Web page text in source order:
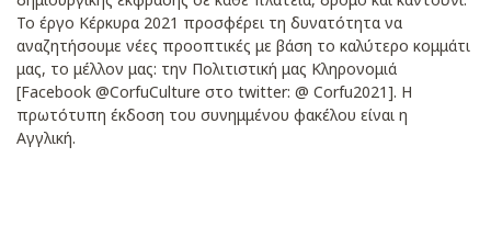
Το έργο Κέρκυρα 2021 προσφέρει τη δυνατότητα να
αναζητήσουμε νέες προοπτικές με βάση το καλύτερο κομμάτι
μας, το μέλλον μας: την Πολιτιστική μας Κληρονομιά
[Facebook @CorfuCulture στο twitter: @ Corfu2021]. Η
πρωτότυπη έκδοση του συνημμένου φακέλου είναι η
Αγγλική.